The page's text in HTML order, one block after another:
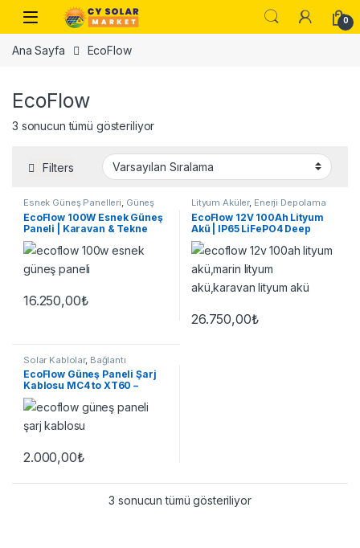
Skip to navigation
Skip to content
Open 0
Ana Sayfa EcoFlow
EcoFlow
3 sonucun tümü gösteriliyor
Filters
Esnek Güneş Panelleri, Güneş
Panelleri
EcoFlow 100W Esnek Güneş
Paneli | Karavan & Tekne
16.250,00₺
Lityum Aküler, Enerji Depolama
EcoFlow 12V 100Ah Lityum
Akü | IP65 LiFePO4 Deep
Cycle
26.750,00₺
Solar Kablolar, Bağlantı
Ekipmanları
EcoFlow Güneş Paneli Şarj
Kablosu MC4 to XT60 –
Orijinal Aksesuar
2.000,00₺
Bu ürünün birden fazla varyasyonu var. Seçenekler ürün
3 sonucun tümü gösteriliyor